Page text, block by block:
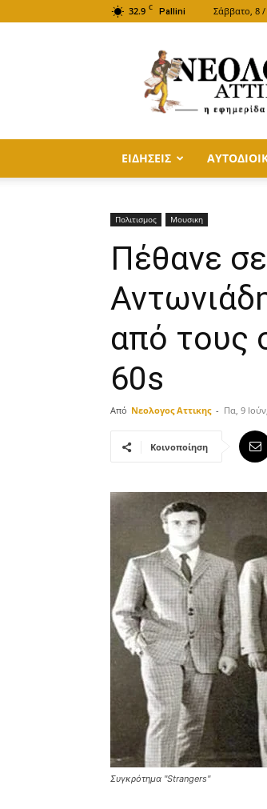
32.9 C Pallini Σάββατο, 8
ΕΙΔΗΣΕΙΣ
Πολιτισμος Μουσικη
Πέθανε
από τους
60s
Από Νεολογος Αττικης - Πα, 9
Κοινοποίηση
Συγκρότημα "Strangers"